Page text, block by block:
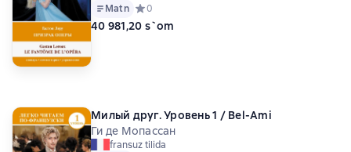
Matn Средний рейтинг 0 на основе 0 оценок
0
40 981,20 s`om
Милый друг. Уровень 1 / Bel-Ami
Ги де Мопассан
fransuz tilida